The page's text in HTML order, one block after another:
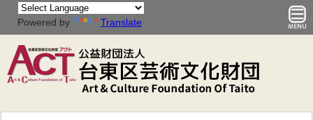
Powered by Translate